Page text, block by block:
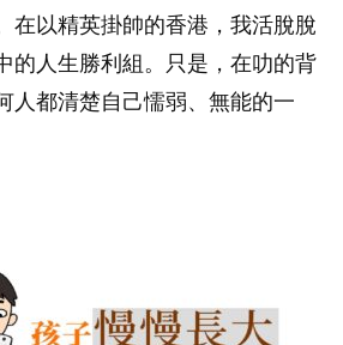
在以精英掛帥的香港，我活脫脫
的人生勝利組。只是，在叻的背
人都清楚自己懦弱、無能的一